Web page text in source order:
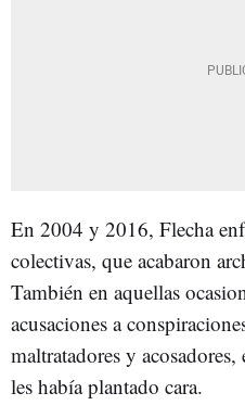
En 2004 y 2016, Flecha
colectivas, que acabaron
También en aquellas
acusaciones a
maltratadores y
les había plantado cara.